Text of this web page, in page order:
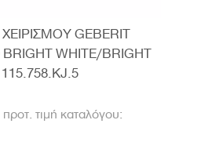
GEBERIT
BRIGHT WHITE/BRIGHT